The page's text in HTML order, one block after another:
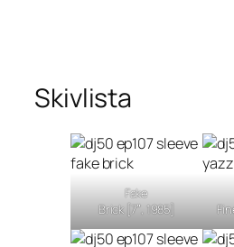
Skivlista
Fake
Brick [7″, 1985]